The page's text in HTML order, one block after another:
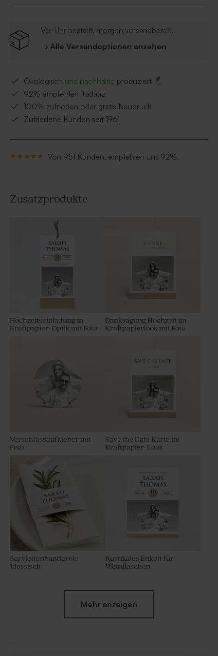
Vor Uhr bestellt, morgen versandbereit.
› Alle Versandoptionen ansehen
Ökologisch und nachhaltig produziert
92% empfehlen Tadaaz
100% zufrieden oder gratis Neudruck
Zufriedene Kunden seit 1961
Von 951 Kunden, empfehlen uns 92%.
Zusatzprodukte
Hochzeitseinladung in
Kraftpapier-Optik mit Foto
Danksagung Hochzeit im
Kraftpapierlook mit Foto
Verschlussaufkleber mit
Foto
Save the Date Karte im
Kraftpapier-Look
Serviettenbanderole
'klassisch'
Rustikales Etikett für
Weinflaschen
Mehr anzeigen